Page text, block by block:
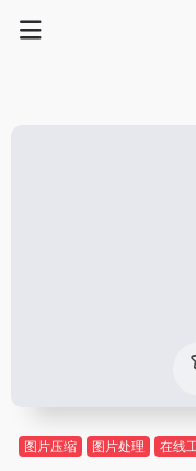
图片压缩 图片处理 在线